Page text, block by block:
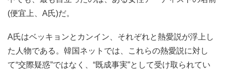
(便宜上、A氏)だ。
A氏はベッキョンとカンイン、それぞれと熱愛説が浮上し
た人物である。韓国ネットでは、これらの熱愛説に対し
て“交際疑惑”ではなく、“既成事実”として受け取られてい